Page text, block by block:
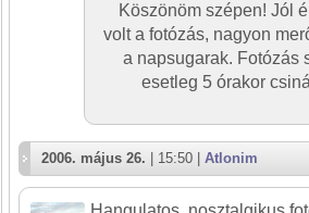
Köszönöm szépen! Jól
volt a fotózás, nagyon
a napsugarak. Fotózás
esetleg 5 órakor
2006. május 26. | 15:50 | Atlonim